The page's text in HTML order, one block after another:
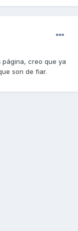
creo que ya
son de fiar.